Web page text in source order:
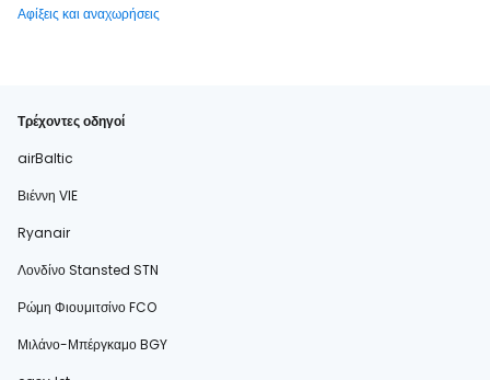
Αφίξεις και αναχωρήσεις
Τρέχοντες οδηγοί
airBaltic
Βιέννη VIE
Ryanair
Λονδίνο Stansted STN
Ρώμη Φιουμιτσίνο FCO
Μιλάνο-Μπέργκαμο BGY